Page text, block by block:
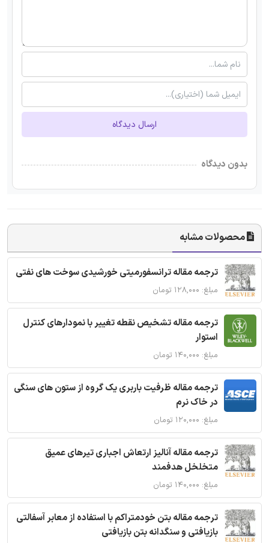
ارسال دیدگاه
بدون دیدگاه
محصولات مشابه
ترجمه مقاله ترانسفورمیتی خورشیدی سوخت های نفتی
مبلغ: ۱۲۸,۰۰۰ تومان
ترجمه مقاله تشخیص نقطه تغییر با نمودارهای کنترل
استوار
مبلغ: ۱۴۰,۰۰۰ تومان
ترجمه مقاله ظرفیت باربری یک گروه از ستون های سنگی
در خاک نرم
مبلغ: ۱۲۰,۰۰۰ تومان
ترجمه مقاله آنالیز ارتعاش اجباری تیرهای عمیق
متخلخل هدفمند
مبلغ: ۱۴۰,۰۰۰ تومان
ترجمه مقاله بتن خودمتراکم با استفاده از معابر آسفالتی
بازیافتی و سنگدانه بتن بازیافتی